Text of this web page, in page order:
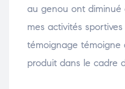
au genou ont
mes activités
témoignage témoigne
produit dans le cadre